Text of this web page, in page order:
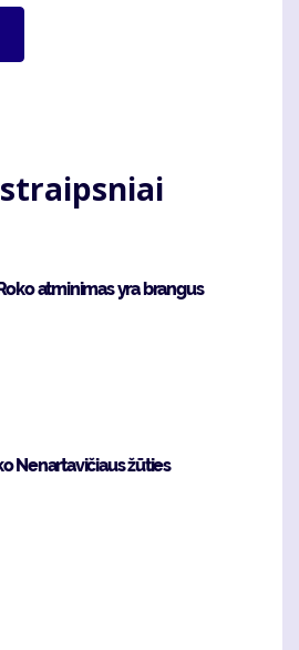
atminimas yra brangus
Nenartavičiaus žūties